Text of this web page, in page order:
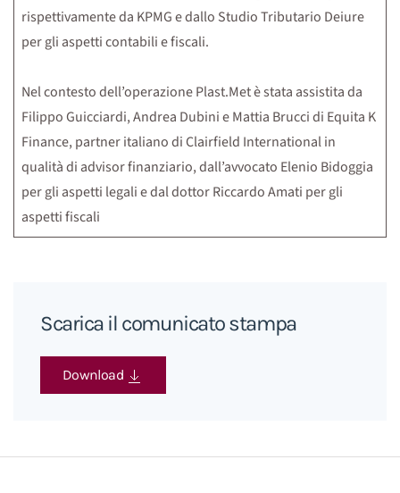
rispettivamente da KPMG e dallo Studio Tributario Deiure
per gli aspetti contabili e fiscali.
Nel contesto dell’operazione Plast.Met è stata assistita da
Filippo Guicciardi, Andrea Dubini e Mattia Brucci di Equita K
Finance, partner italiano di Clairfield International in
qualità di advisor finanziario, dall’avvocato Elenio Bidoggia
per gli aspetti legali e dal dottor Riccardo Amati per gli
aspetti fiscali
Scarica il comunicato stampa
Download